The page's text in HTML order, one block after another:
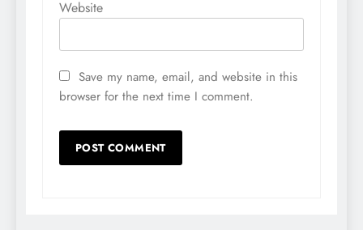
Website
Save my name, email, and website in this
browser for the next time I comment.